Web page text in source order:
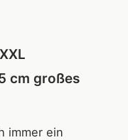
cm großes
immer ein